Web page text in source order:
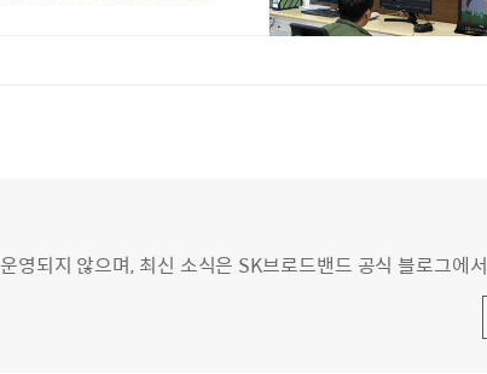
영되지 않으며, 최신 소식은 SK브로드밴드 공식 블로그에서